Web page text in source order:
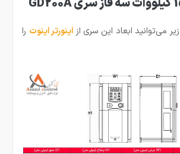
می‌توانید ابعاد این سری از اینورتر اینوت را